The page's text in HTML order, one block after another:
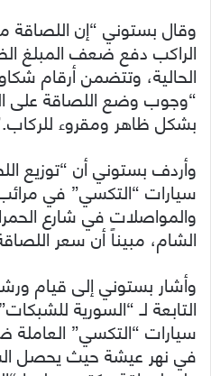
وقال بستوني “إن
الراكب دفع ضعف المبلغ
الحالية، وتتضمن أرقام
“وجوب وضع اللصاقة على
بشكل ظاهر ومقروء
وأردف بستوني أن “توزيع
سيارات “التكسي” في مرائب
والمواصلات في شارع
الشام، مبيناً أن سعر اللصاقة هو
وأشار بستوني إلى قيام
التابعة لـ “السورية
سيارات “التكسي”
في نهر عيشة حيث يحصل